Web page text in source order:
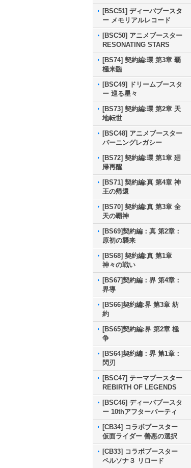
[BSC51] ディーバブースタ
ー メモリアルレコード
[BSC50] アニメブースター
RESONATING STARS
[BS74] 契約編:環 第3章 覇
極来臨
[BSC49] ドリームブースタ
ー 巡る星々
[BS73] 契約編:環 第2章 天
地転世
[BSC48] アニメブースター
バーニングレガシー
[BS72] 契約編:環 第1章 廻
帰再醒
[BS71] 契約編:真 第4章 神
王の帰還
[BS70] 契約編:真 第3章 全
天の覇神
[BS69]契約編：真 第2章：
原初の襲来
[BS68] 契約編:真 第1章
神々の戦い
[BS67]契約編：界 第4章：
界導
[BS66]契約編:界 第3章 紡
約
[BS65]契約編:界 第2章 極
争
[BS64]契約編：界 第1章：
閃刃
[BSC47] テーマブースター
REBIRTH OF LEGENDS
[BSC46] ディーバブースタ
ー 10thアフターパーティ
[CB34] コラボブースター
仮面ライダー 善悪の選択
[CB33] コラボブースター
ペルソナ３ リロード